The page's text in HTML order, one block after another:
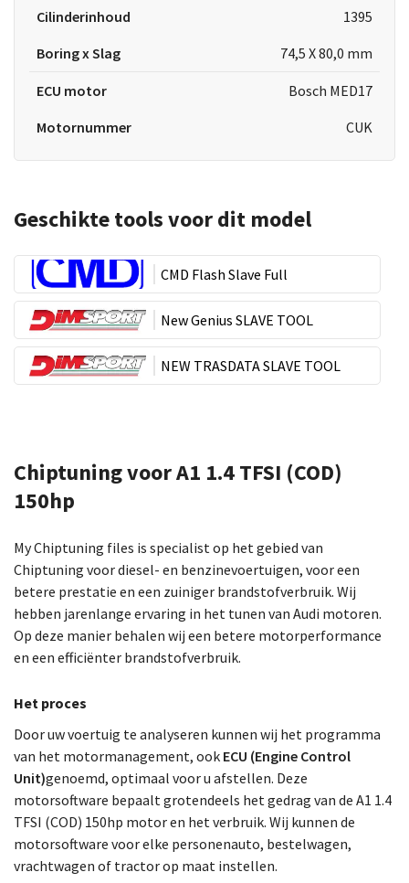
Cilinderinhoud
1395
Boring x Slag
74,5 X 80,0 mm
ECU motor
Bosch MED17
Motornummer
CUK
Geschikte tools voor dit model
CMD Flash Slave Full
New Genius SLAVE TOOL
NEW TRASDATA SLAVE TOOL
Chiptuning voor A1 1.4 TFSI (COD)
150hp
My Chiptuning files is specialist op het gebied van
Chiptuning voor diesel- en benzinevoertuigen, voor een
betere prestatie en een zuiniger brandstofverbruik. Wij
hebben jarenlange ervaring in het tunen van Audi motoren.
Op deze manier behalen wij een betere motorperformance
en een efficiënter brandstofverbruik.
Het proces
Door uw voertuig te analyseren kunnen wij het programma
van het motormanagement, ook ECU (Engine Control
Unit)genoemd, optimaal voor u afstellen. Deze
motorsoftware bepaalt grotendeels het gedrag van de A1 1.4
TFSI (COD) 150hp motor en het verbruik. Wij kunnen de
motorsoftware voor elke personenauto, bestelwagen,
vrachtwagen of tractor op maat instellen.